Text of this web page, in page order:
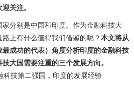
关注。
分别是中国和印度。作为金融科技大
路上有什么值得我们借鉴的呢？本文将从
成功的代表）角度分析印度的金融科技
大国需要注重的三个发展方向。